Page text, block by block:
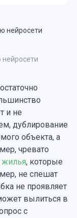
и не
дублирование
объекта, а
чревато
, которые
не спешат
не проявляет
вылиться в
с